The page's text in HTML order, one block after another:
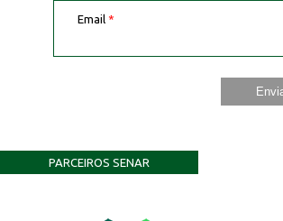
Email *
PARCEIROS SENAR